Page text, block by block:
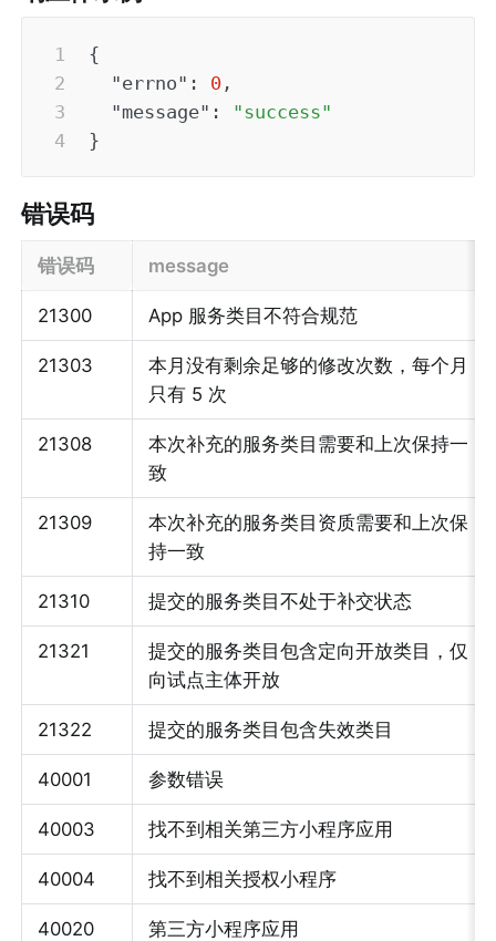
{
"errno" : 0 ,
"message" :
"success"
}
错误码
错误码 message
21300 App 服务类目不符合规范
21303
本月没有剩余足够的修改次数，每个月
只有 5 次
21308
本次补充的服务类目需要和上次保持一
致
21309
本次补充的服务类目资质需要和上次保
持一致
21310 提交的服务类目不处于补交状态
21321
提交的服务类目包含定向开放类目，仅
向试点主体开放
21322 提交的服务类目包含失效类目
40001 参数错误
40003 找不到相关第三方小程序应用
40004 找不到相关授权小程序
40020
第三方小程序应用